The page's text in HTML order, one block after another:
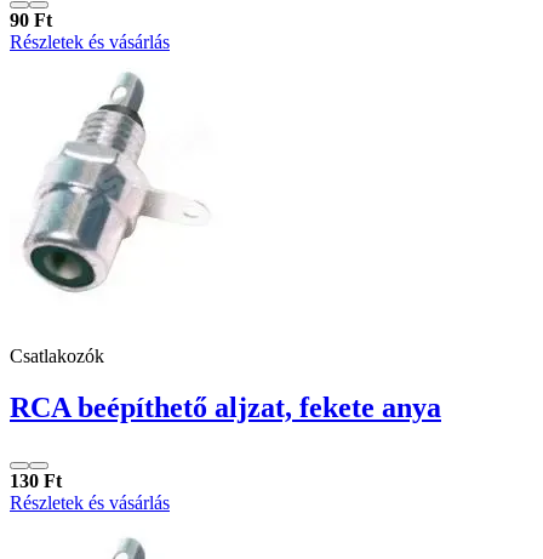
90 Ft
Részletek és vásárlás
Csatlakozók
RCA beépíthető aljzat, fekete anya
130 Ft
Részletek és vásárlás